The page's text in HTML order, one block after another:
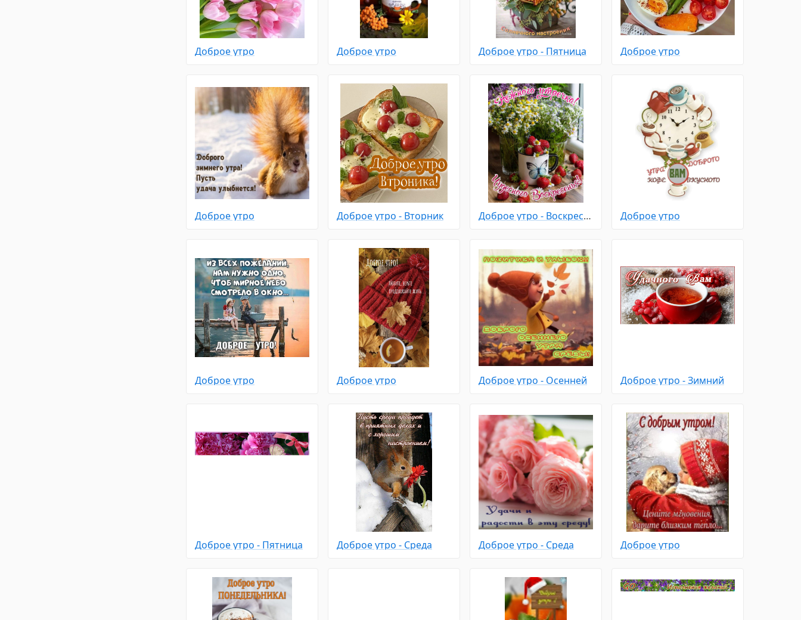
Доброе утро Доброе утро Доброе утро - Пятница Доброе утро
Доброе утро Доброе утро - Вторник Доброе утро - Воскресенье Доброе утро
Доброе утро Доброе утро Доброе утро - Осенней Доброе утро - Зимний
Доброе утро - Пятница Доброе утро - Среда Доброе утро - Среда Доброе утро